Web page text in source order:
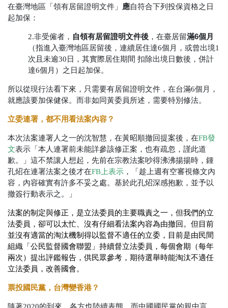
在臺灣地區「領有居留證明文件」
應自符合下列投保資格之日
起加保：
2.非受僱者， 自領有居留證明文件後 ，在臺居留滿6個月
（指進入臺灣地區居留後，連續居住達6個月，或曾出境1
次且未逾30日，其實際居住期間 扣除出境日數後，併計
達6個月）之日起加保。
所以從現行法看下來，只需要有居留證明文件，在台滿6個月，
就應該要加保健保。而非如同黃委員所述，需要特別修法。
立委連署，都不用看法案內容？
本次法案連署人之一的沈智慧，在黃昭順撤回提案後，在FB發
文表示「本人連署前未能詳參該修正案，也有疏忽，謹此道
歉。」這不禁讓人想起，先前在宗教法案吵得沸沸揚揚時，鍾
孔炤在連署法案之後才在FB上表示 ，「趁上週有空審視條文內
容，內容確實有許多不妥之處。基於此孔炤深感抱歉，並予以
撤簽行動表示之。」
法案的制定與修正，是立法委員的主要職責之一，但我們的立
法委員，卻可以太忙、沒有仔細看法案內容為由撤回。但目前
並沒有適當的淘汰機制得以監督不適任的立委，目前是由民間
組織「公民監督國會聯盟」持續督立法委員，每個會期（每年
兩次）提出評鑑報告，供民眾參考，期待選舉時能淘汰不適任
立法委員，改善國會。
票投國民黨，台灣變香港？